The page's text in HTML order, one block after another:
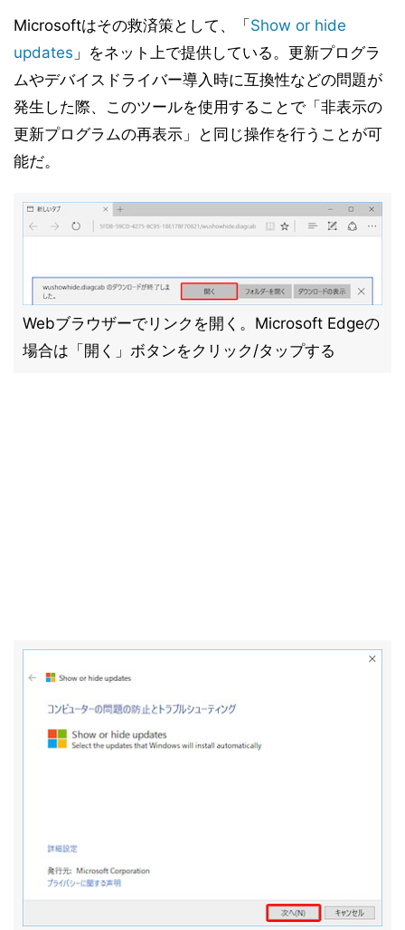
Microsoftはその救済策として、「 Show or hide
updates 」をネット上で提供している。更新プログラ
ムやデバイスドライバー導入時に互換性などの問題が
発生した際、このツールを使用することで「非表示の
更新プログラムの再表示」と同じ操作を行うことが可
能だ。
Webブラウザーでリンクを開く。Microsoft Edgeの
場合は「開く」ボタンをクリック/タップする